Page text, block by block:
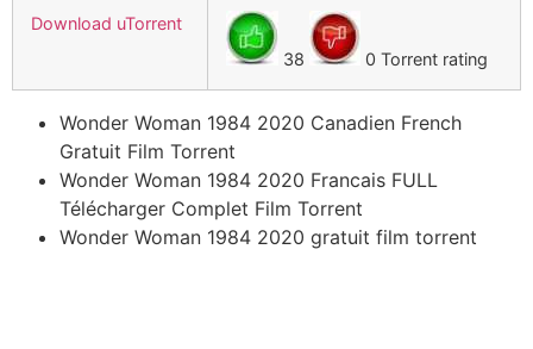
Download uTorrent
38
0 Torrent rating
Wonder Woman 1984 2020 Canadien French
Gratuit Film Torrent
Wonder Woman 1984 2020 Francais FULL
Télécharger Complet Film Torrent
Wonder Woman 1984 2020 gratuit film torrent